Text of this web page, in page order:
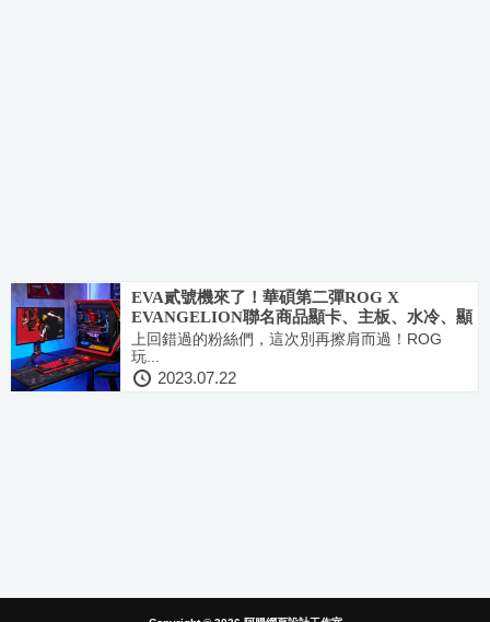
EVA貳號機來了！華碩第二彈ROG X
EVANGELION聯名商品顯卡、主板、水冷、顯
卡支架、鍵鼠開賣！
上回錯過的粉絲們，這次別再擦肩而過！ROG
玩...
2023.07.22